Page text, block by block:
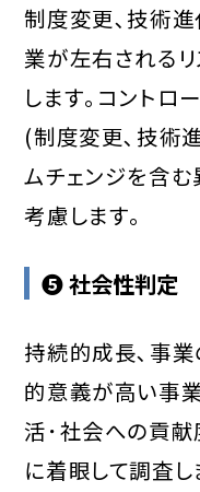
制度変更､技術進
業が左右される
します｡コントロ
(制度変更､技術
ムチェンジを含
考慮します｡
❺ 社会性判定
持続的成長､事
的意義が高い事
活･社会への貢
に着眼して調査し